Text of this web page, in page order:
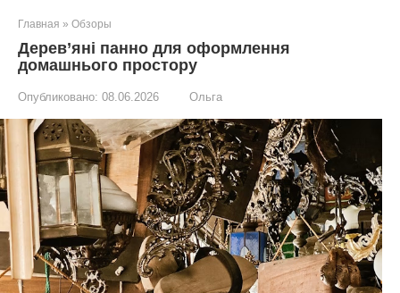
Главная » Обзоры
Дерев’яні панно для оформлення
домашнього простору
Опубликовано: 08.06.2026 Ольга